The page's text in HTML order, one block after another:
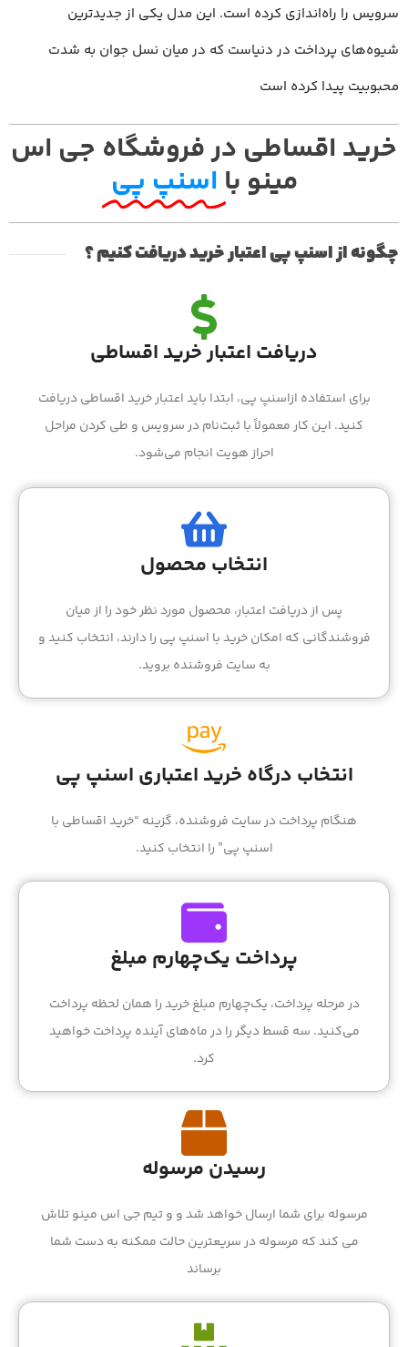
سرویس را راه‌اندازی کرده است. این مدل یکی از جدیدترین
شیوه‌های پرداخت در دنیاست که در میان نسل جوان به شدت
محبوبیت پیدا کرده است
خرید اقساطی در فروشگاه جی اس
مینو با اسنپ پی
چگونه از اسنپ پی اعتبار خرید دریافت کنیم ؟
دریافت اعتبار خرید اقساطی
برای استفاده ازاسنپ پی، ابتدا باید اعتبار خرید اقساطی دریافت
کنید. این کار معمولاً با ثبت‌نام در سرویس و طی کردن مراحل
احراز هویت انجام می‌شود.
انتخاب محصول
پس از دریافت اعتبار، محصول مورد نظر خود را از میان
فروشندگانی که امکان خرید با اسنپ پی را دارند، انتخاب کنید و
به سایت فروشنده بروید.
انتخاب درگاه خرید اعتباری اسنپ پی
هنگام پرداخت در سایت فروشنده، گزینه “خرید اقساطی با
اسنپ پی” را انتخاب کنید.
پرداخت یک‌چهارم مبلغ
در مرحله پرداخت، یک‌چهارم مبلغ خرید را همان لحظه پرداخت
می‌کنید. سه قسط دیگر را در ماه‌های آینده پرداخت خواهید
کرد.
رسیدن مرسوله
مرسوله برای شما ارسال خواهد شد و و تیم جی اس مینو تلاش
می کند که مرسوله در سریعترین حالت ممکنه به دست شما
برساند